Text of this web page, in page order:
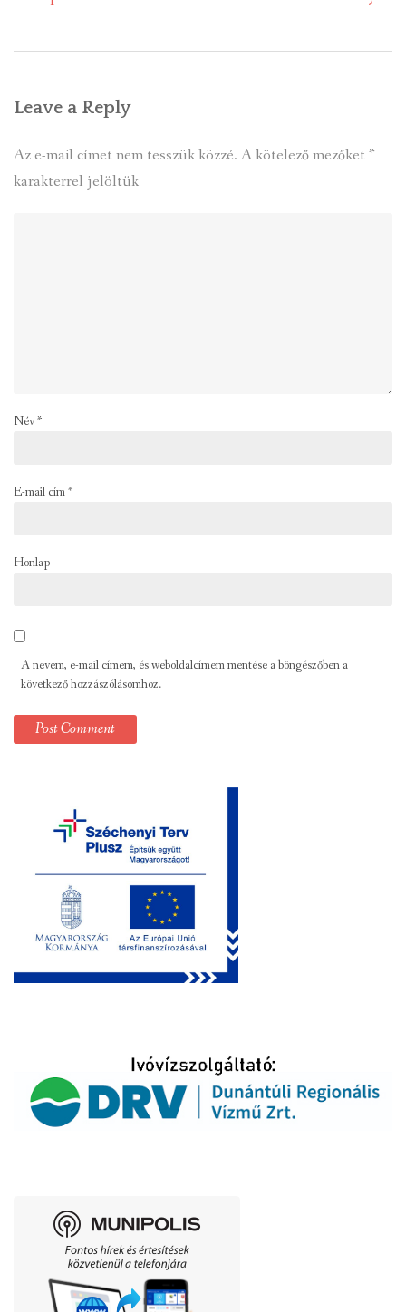
Leave a Reply
Az e-mail címet nem tesszük közzé. A kötelező mezőket *
karakterrel jelöltük
Név*
E-mail cím*
Honlap
A nevem, e-mail címem, és weboldalcímem mentése a böngészőben a
következő hozzászólásomhoz.